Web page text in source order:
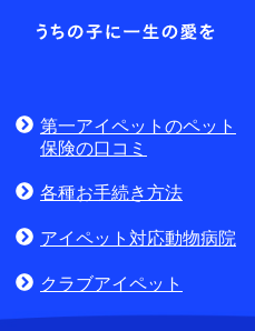
合せ・資料請求)
第一アイペットのペット
保険の口コミ
各種お手続き方法
アイペット対応動物病院
クラブアイペット